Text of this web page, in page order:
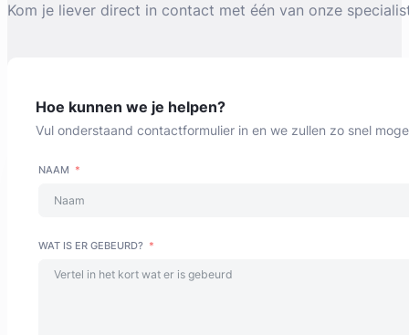
Kom je liever direct in contact met één van onze
Hoe kunnen we je helpen?
Vul onderstaand contactformulier in en we zullen zo snel
NAAM
WAT IS ER GEBEURD?